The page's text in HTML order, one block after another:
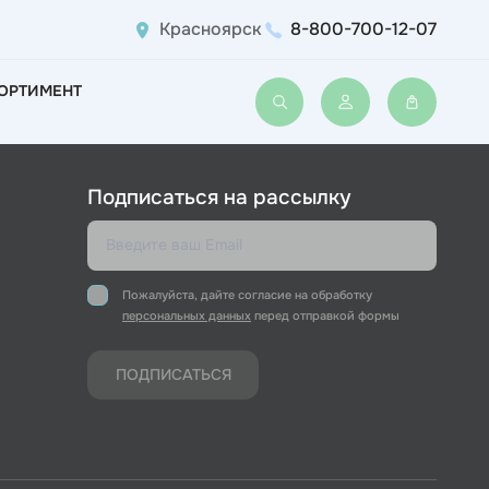
Красноярск 8-800-700-12-07
не
Войти или
Подписаться на рассылку
Пожалуйста, дайте согласие на обработку
персональных данныхперед отправкой формы
ПОДПИСАТЬСЯ